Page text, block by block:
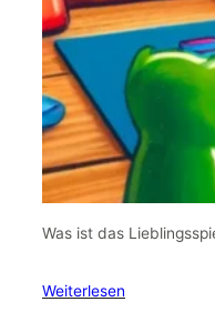
Was ist das
Weiterlesen